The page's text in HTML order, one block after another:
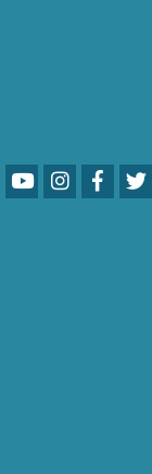
YoutubeLinkedIn